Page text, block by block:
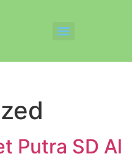
Putra SD Al